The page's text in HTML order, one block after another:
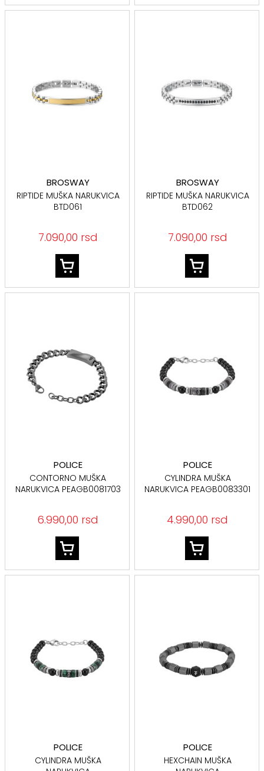
BROSWAY
RIPTIDE MUŠKA NARUKVICA
BTD061
7.090,00 rsd
BROSWAY
RIPTIDE MUŠKA NARUKVICA
BTD062
7.090,00 rsd
POLICE
CONTORNO MUŠKA
NARUKVICA PEAGB0081703
6.990,00 rsd
POLICE
CYLINDRA MUŠKA
NARUKVICA PEAGB0083301
4.990,00 rsd
POLICE
CYLINDRA MUŠKA
POLICE
HEXCHAIN MUŠKA